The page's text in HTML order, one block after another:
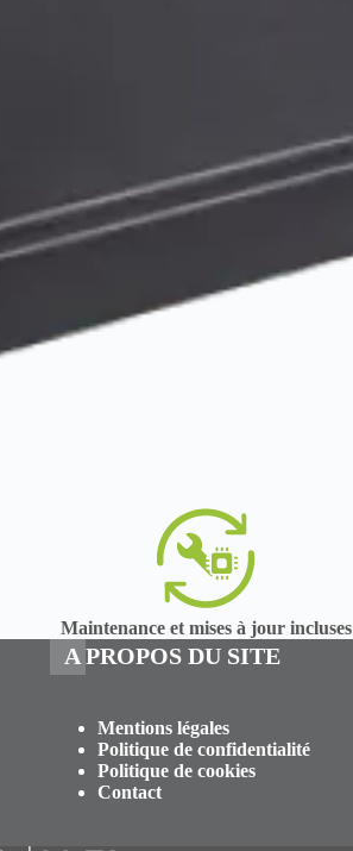
Maintenance et mises à jour incluses
A PROPOS DU SITE
Mentions légales
Politique de confidentialité
Politique de cookies
Contact